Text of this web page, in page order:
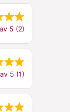
5 (2)
5 (1)